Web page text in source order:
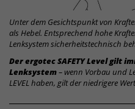
Unter dem Gesichtspunkt von
als Hebel. Entsprechend hohe
Lenksystem sicherheitstechnisch
Der ergotec SAFETY Level gilt
Lenksystem– wenn Vorbau und
LEVEL haben, gilt der niedrigere